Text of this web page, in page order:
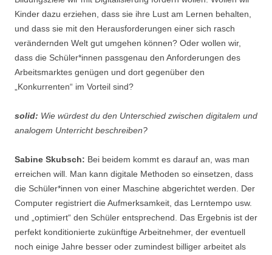
Kinder dazu erziehen, dass sie ihre Lust am Lernen behalten,
und dass sie mit den Herausforderungen einer sich rasch
verändernden Welt gut umgehen können? Oder wollen wir,
dass die Schüler*innen passgenau den Anforderungen des
Arbeitsmarktes genügen und dort gegenüber den
„Konkurrenten“ im Vorteil sind?
solid: Wie würdest du den Unterschied zwischen digitalem und
analogem Unterricht beschreiben?
Sabine Skubsch: Bei beidem kommt es darauf an, was man
erreichen will. Man kann digitale Methoden so einsetzen, dass
die Schüler*innen von einer Maschine abgerichtet werden. Der
Computer registriert die Aufmerksamkeit, das Lerntempo usw.
und „optimiert“ den Schüler entsprechend. Das Ergebnis ist der
perfekt konditionierte zukünftige Arbeitnehmer, der eventuell
noch einige Jahre besser oder zumindest billiger arbeitet als